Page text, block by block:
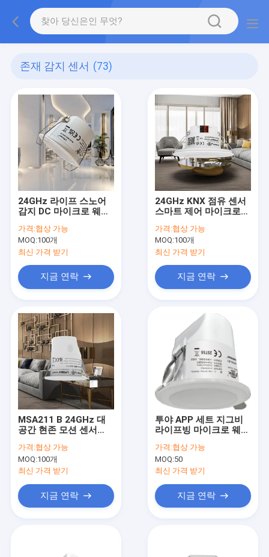
존재 감지 센서 (73)
24GHz 라이프 스노어
감지 DC 마이크로 웨브
조 접촉 버전 MSA200D
RC
가격:협상 가능
MOQ:100개
최신 가격 받기
지금 연락
24GHz KNX 점유 센서
스마트 제어 마이크로
가격:협상 가능
MOQ:100개
최신 가격 받기
지금 연락
MSA211 B 24GHz 대
공간 현존 모션 센서
마트 홈
가격:협상 가능
MOQ:100개
최신 가격 받기
지금 연락
투야 APP 세트 지그비
라이프빙 마이크로 웨이
가격:협상 가능
MOQ:50
최신 가격 받기
지금 연락